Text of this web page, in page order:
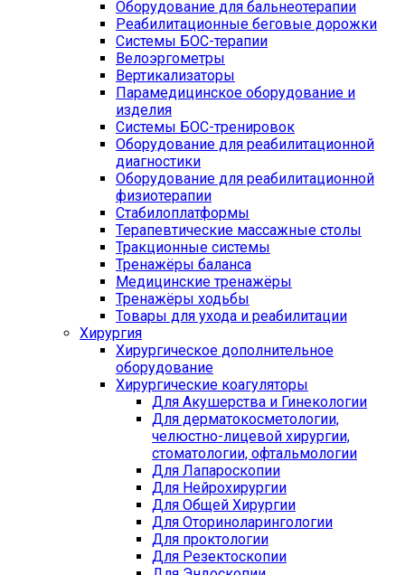
Оборудование для бальнеотерапии
Реабилитационные беговые дорожки
Системы БОС-терапии
Велоэргометры
Вертикализаторы
Парамедицинское оборудование и
изделия
Системы БОС-тренировок
Оборудование для реабилитационной
диагностики
Оборудование для реабилитационной
физиотерапии
Стабилоплатформы
Терапевтические массажные столы
Тракционные системы
Тренажёры баланса
Медицинские тренажёры
Тренажёры ходьбы
Товары для ухода и реабилитации
Хирургия
Хирургическое дополнительное
оборудование
Хирургические коагуляторы
Для Акушерства и Гинекологии
Для дерматокосметологии,
челюстно-лицевой хирургии,
стоматологии, офтальмологии
Для Лапароскопии
Для Нейрохирургии
Для Общей Хирургии
Для Оториноларингологии
Для проктологии
Для Резектоскопии